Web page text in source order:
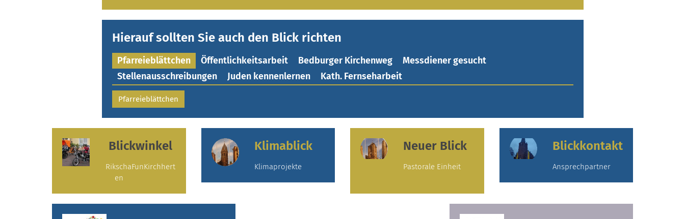
Hierauf sollten Sie auch den Blick richten
Pfarreieblättchen Öffentlichkeitsarbeit Bedburger Kirchenweg
Messdiener gesucht
Stellenausschreibungen
Juden kennenlernen Kath. Fernseharbeit
Pfarreieblättchen
Blickwinkel
RikschaFunKirchhert
en
Klimablick
Klimaprojekte
Neuer Blick
Pastorale Einheit
Blickkontakt
Ansprechpartner